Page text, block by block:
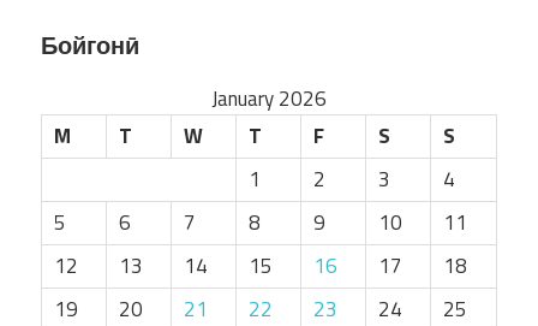
Бойгонӣ
January 2026
M
T W T F S
S
1
2 3
4
5
6 7 8 9 10
11
12
13 14 15 16 17
18
19
20 21 22 23 24
25